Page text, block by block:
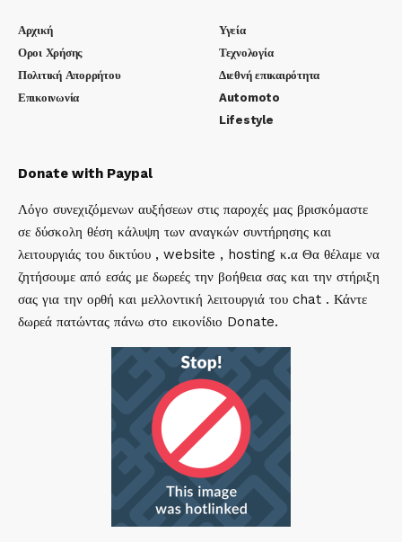
Αρχική
Οροι Χρήσης
Πολιτική Απορρήτου
Επικοινωνία
Υγεία
Τεχνολογία
Διεθνή επικαιρότητα
Automoto
Lifestyle
Donate with Paypal
Λόγο συνεχιζόμενων αυξήσεων στις παροχές μας βρισκόμαστε
σε δύσκολη θέση κάλυψη των αναγκών συντήρησης και
λειτουργιάς του δικτύου , website , hosting κ.α Θα θέλαμε να
ζητήσουμε από εσάς με δωρεές την βοήθεια σας και την στήριξη
σας για την ορθή και μελλοντική λειτουργιά του chat . Κάντε
δωρεά πατώντας πάνω στο εικονίδιο Donate.